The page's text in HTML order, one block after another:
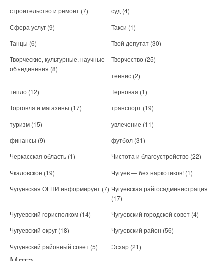
строительство и ремонт (7) суд (4)
Сфера услуг (9) Такси (1)
Танцы (6) Твой депутат (30)
Творческие, культурные, научные
объединения (8)
Творчество (25)
теннис (2)
тепло (12) Терновая (1)
Торговля и магазины (17) транспорт (19)
туризм (15) увлечение (11)
финансы (9) футбол (31)
Черкасская область (1) Чистота и благоустройство (22)
Чкаловское (19) Чугуев — без наркотиков! (1)
Чугуевская ОГНИ информирует (7) Чугуевская райгосадминистрация
(17)
Чугуевский горисполком (14) Чугуевский городской совет (4)
Чугуевский округ (18) Чугуевский район (56)
Чугуевский районный совет (5) Эсхар (21)